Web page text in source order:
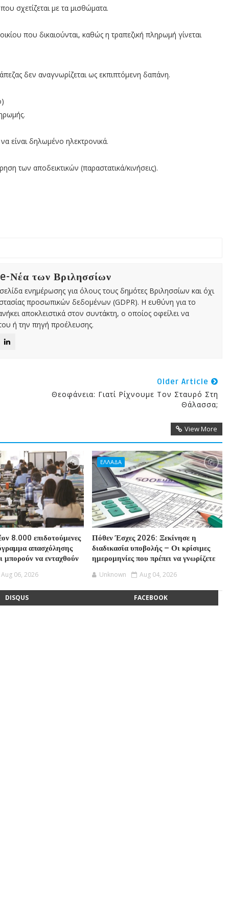
σχετίζεται με τα μισθώματα.
που δικαιούνται, καθώς η τραπεζική πληρωμή γίνεται
δεν αναγνωρίζεται ως εκπιπτόμενη δαπάνη.
είναι δηλωμένο ηλεκτρονικά.
των αποδεικτικών (παραστατικά/κινήσεις).
Νέα των Βριλησσίων
ενημέρωσης για όλους τους δημότες Βριλησσίων και όχι
προσωπικών δεδομένων (GDPR). Η ευθύνη για το
αποκλειστικά στον συντάκτη, ο οποίος οφείλει να
ή την πηγή προέλευσης.
Older Article
Θεοφάνεια: Γιατί Ρίχνουμε Τον Σταυρό Στη
Θάλασσα;
View More
8.000 επιδοτούμενες
απασχόλησης
μπορούν να ενταχθούν
Aug 06, 2026
ΕΛΛΑΔΑ
Πόθεν Έσχες 2026: Ξεκίνησε η
διαδικασία υποβολής – Οι κρίσιμες
ημερομηνίες που πρέπει να γνωρίζετε
Unknown Aug 04, 2026
DISQUS FACEBOOK